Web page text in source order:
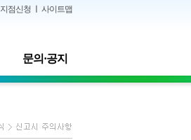
지점신청ㅣ 사이트맵
문의·공지